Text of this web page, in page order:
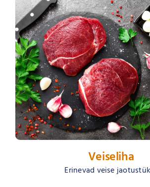
Veiseliha
Erinevad veise